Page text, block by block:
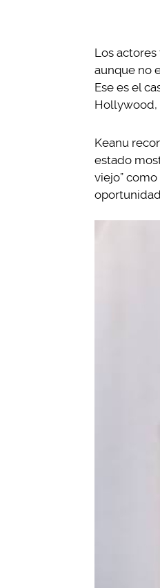
Los
aunque no
Ese es el
Hollywood,
Keanu
estado
viejo”